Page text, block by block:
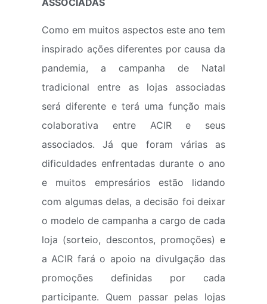
Como em muitos aspectos este ano tem
inspirado ações diferentes por causa da
pandemia, a campanha de Natal
tradicional entre as lojas associadas
será diferente e terá uma função mais
colaborativa entre ACIR e seus
associados. Já que foram várias as
dificuldades enfrentadas durante o ano
e muitos empresários estão lidando
com algumas delas, a decisão foi deixar
o modelo de campanha a cargo de cada
loja (sorteio, descontos, promoções) e
a ACIR fará o apoio na divulgação das
promoções definidas por cada
participante. Quem passar pelas lojas